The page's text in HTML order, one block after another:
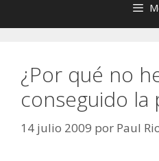
¿Por qué no
conseguido la
14 julio 2009 por Paul